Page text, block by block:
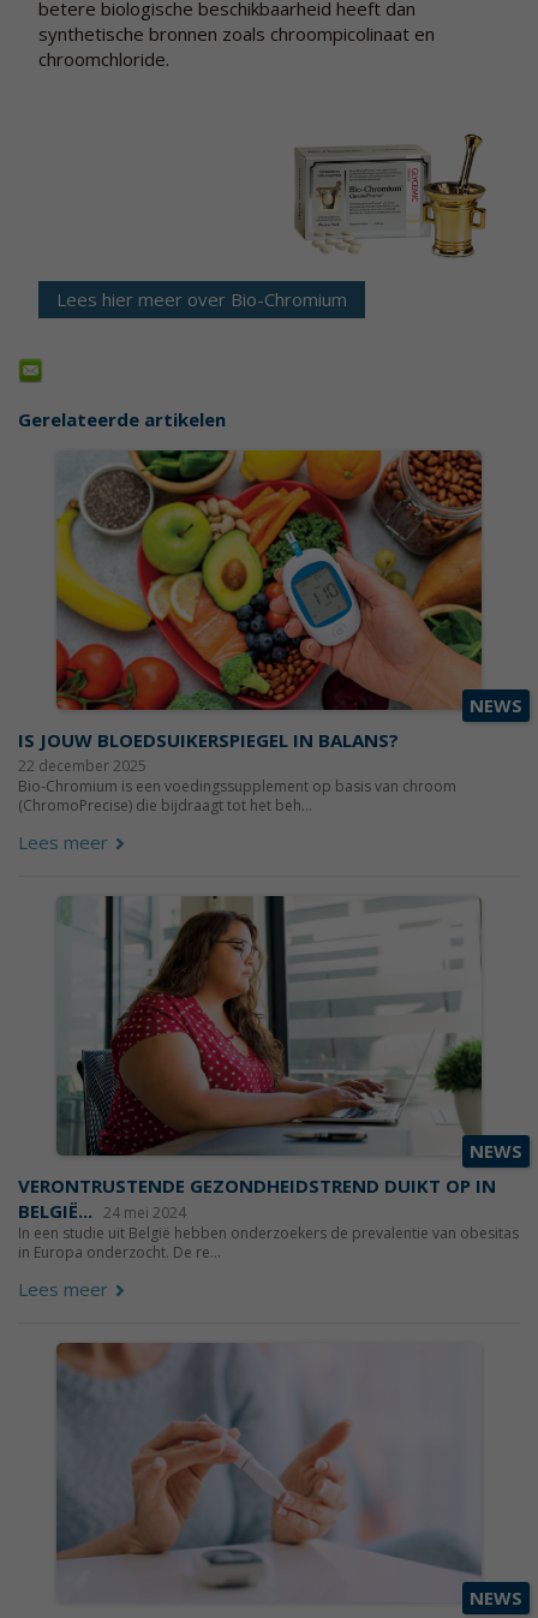
betere biologische beschikbaarheid heeft dan
synthetische bronnen zoals chroompicolinaat en
chroomchloride.
Lees hier meer over Bio-Chromium
Gerelateerde artikelen
NEWS
IS JOUW BLOEDSUIKERSPIEGEL IN BALANS?
22 december 2025
Bio-Chromium is een voedingssupplement op basis van chroom
(ChromoPrecise) die bijdraagt tot het beh...
Lees meer
NEWS
VERONTRUSTENDE GEZONDHEIDSTREND DUIKT OP IN
BELGIË... 24 mei 2024
In een studie uit België hebben onderzoekers de prevalentie van obesitas
in Europa onderzocht. De re...
Lees meer
NEWS